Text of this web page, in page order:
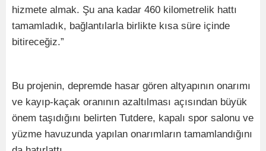
hizmete almak. Şu ana kadar 460 kilometrelik hattı
tamamladık, bağlantılarla birlikte kısa süre içinde
bitireceğiz.”
Bu projenin, depremde hasar gören altyapının onarımı
ve kayıp-kaçak oranının azaltılması açısından büyük
önem taşıdığını belirten Tutdere, kapalı spor salonu ve
yüzme havuzunda yapılan onarımların tamamlandığını